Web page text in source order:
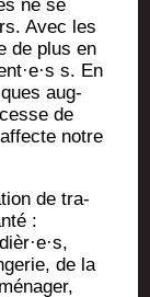
ne se
Avec les
de plus en
s. En
aug­
de
notre
de tra­
:
de la